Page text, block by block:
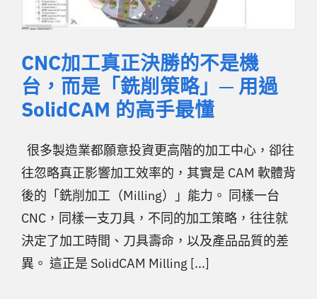
CNC加工真正決勝的不是機
台，而是「銑削策略」─ 用過
SolidCAM 的高手最懂
很多製造業都願意投資更高階的加工中心，卻往
往忽略真正影響加工效率的，其實是 CAM 軟體背
後的「銑削加工（Milling）」能力。 同樣一台
CNC，同樣一支刀具，不同的加工策略，往往就
決定了加工時間、刀具壽命，以及產品品質的差
異。 這正是 SolidCAM Milling [...]